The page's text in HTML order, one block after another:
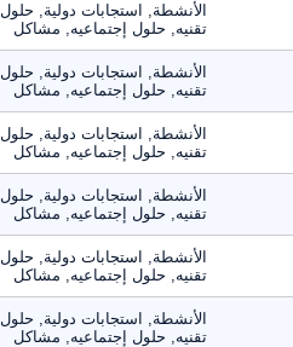
الأنشطة, استجابات دولية, حلول
تقنيه, حلول إجتماعيه, مشاكل
الأنشطة, استجابات دولية, حلول
تقنيه, حلول إجتماعيه, مشاكل
الأنشطة, استجابات دولية, حلول
تقنيه, حلول إجتماعيه, مشاكل
الأنشطة, استجابات دولية, حلول
تقنيه, حلول إجتماعيه, مشاكل
الأنشطة, استجابات دولية, حلول
تقنيه, حلول إجتماعيه, مشاكل
الأنشطة, استجابات دولية, حلول
تقنيه, حلول إجتماعيه, مشاكل